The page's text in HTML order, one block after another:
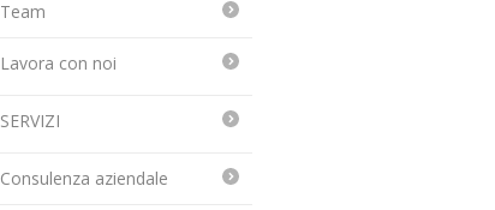
Team
Lavora con noi
SERVIZI
Consulenza aziendale